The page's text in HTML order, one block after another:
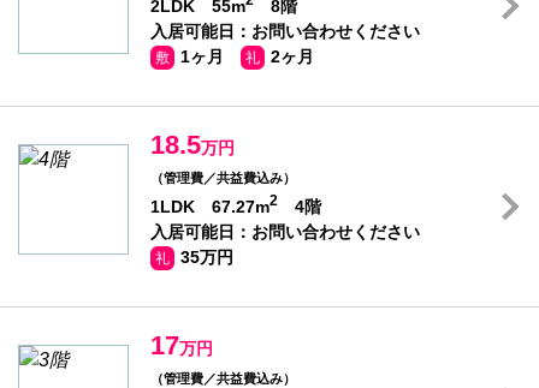
2LDK 55m
8階
入居可能日：お問い合わせください
敷 1ヶ月 礼 2ヶ月
18.5万円
（管理費／共益費込み）
1LDK 67.27m2
4階
入居可能日：お問い合わせください
礼 35万円
17万円
（管理費／共益費込み）